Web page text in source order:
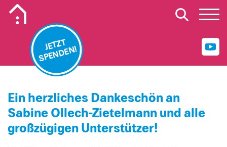
JETZT
SPENDEN!
Ein herzliches Dankeschön an
Sabine Ollech-Zietelmann und alle
großzügigen Unterstützer!
Mobiles Logo Mission Lebenshaus